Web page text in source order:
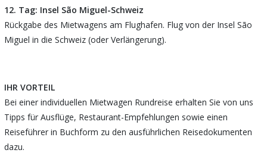
12. Tag: Insel São Miguel-Schweiz
Rückgabe des Mietwagens am Flughafen. Flug von der Insel São
Miguel in die Schweiz (oder Verlängerung).
IHR VORTEIL
Bei einer individuellen Mietwagen Rundreise erhalten Sie von uns
Tipps für Ausflüge, Restaurant-Empfehlungen sowie einen
Reiseführer in Buchform zu den ausführlichen Reisedokumenten
dazu.